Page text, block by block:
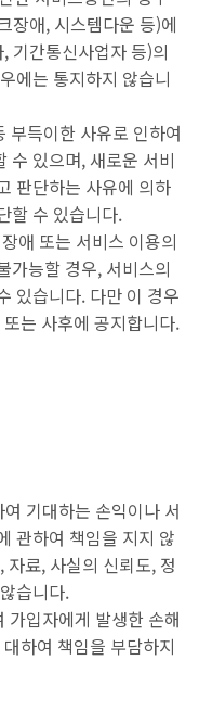
장애, 시스템다운 등)에
기간통신사업자 등)의
에는 통지하지 않습니
부득이한 사유로 인하여
수 있으며, 새로운 서비
판단하는 사유에 의하
할 수 있습니다.
애 또는 서비스 이용의
가능할 경우, 서비스의
있습니다. 다만 이 경우
는 사후에 공지합니다.
기대하는 손익이나 서
관하여 책임을 지지 않
료, 사실의 신뢰도, 정
습니다.
가입자에게 발생한 손해
하여 책임을 부담하지